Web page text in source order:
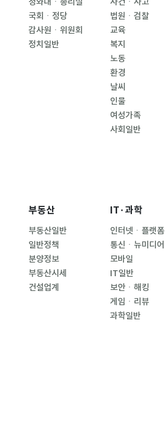
국회ㆍ정당
감사원ㆍ위원회
정치일반
법원ㆍ검찰
교육
복지
노동
환경
날씨
인물
여성가족
사회일반
부동산
부동산일반
일반정책
분양정보
부동산시세
건설업계
IT·과학
인터넷ㆍ플랫폼
통신ㆍ뉴미디어
모바일
IT일반
보안ㆍ해킹
게임ㆍ리뷰
과학일반